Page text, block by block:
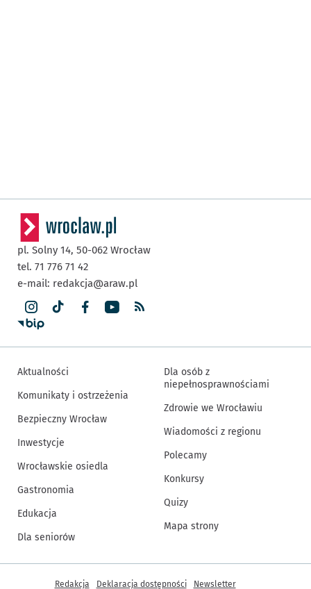
pl. Solny 14, 50-062 Wrocław
tel. 71 776 71 42
e-mail: redakcja@araw.pl
Aktualności
Komunikaty i ostrzeżenia
Bezpieczny Wrocław
Inwestycje
Wrocławskie osiedla
Gastronomia
Edukacja
Dla seniorów
Dla osób z
niepełnosprawnościami
Zdrowie we Wrocławiu
Wiadomości z regionu
Polecamy
Konkursy
Quizy
Mapa strony
Inne informacje
Redakcja Deklaracja dostępności Newsletter